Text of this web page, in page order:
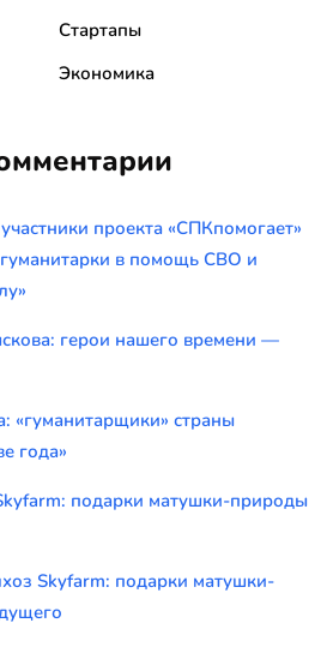
Стартапы
Экономика
проекта «СПКпомогает»
в помощь СВО и
герои нашего времени —
«гуманитарщики» страны
года»
подарки матушки-природы
Skyfarm: подарки матушки-